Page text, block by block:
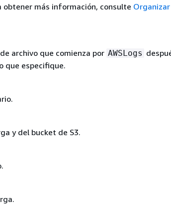
obtener más información, consulte Organizar
archivo que comienza por AWSLogs
que especifique.
y del bucket de S3.